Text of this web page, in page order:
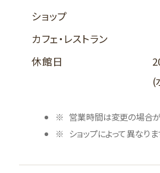
ショップ
カフェ・レストラン
休館日
(
営業時間は変更の場合が
ショップによって異なりま